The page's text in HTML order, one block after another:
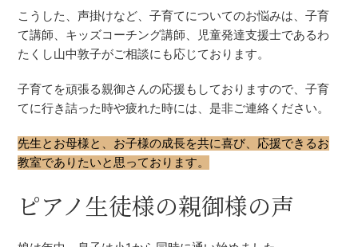
こうした、声掛けなど、子育てについてのお悩みは、子育
て講師、キッズコーチング講師、児童発達支援士であるわ
たくし山中敦子がご相談にも応じております。
子育てを頑張る親御さんの応援もしておりますので、子育
てに行き詰った時や疲れた時には、是非ご連絡ください。
先生とお母様と、お子様の成長を共に喜び、応援できるお
教室でありたいと思っております。
ピアノ生徒様の親御様の声